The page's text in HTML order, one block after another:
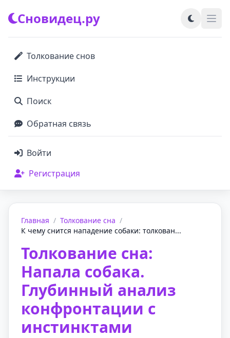
Сновидец.ру
Толкование снов
Инструкции
Поиск
Обратная связь
Войти
Регистрация
Главная / Толкование сна /
К чему снится нападение собаки: толкован...
Толкование сна:
Напала собака.
Глубинный анализ
конфронтации с
инстинктами